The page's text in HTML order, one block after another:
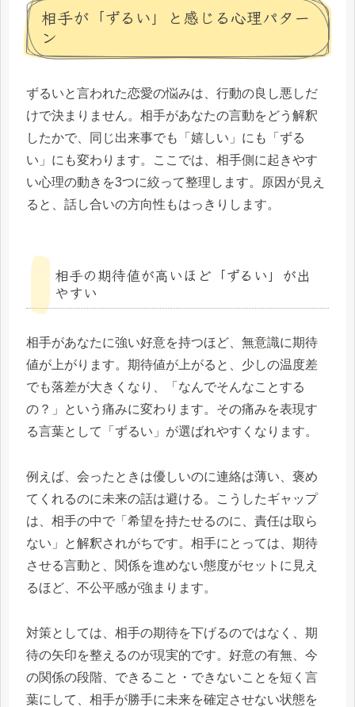
相手が「ずるい」と感じる心理パター
ン
ずるいと言われた恋愛の悩みは、行動の良し悪しだ
けで決まりません。相手があなたの言動をどう解釈
したかで、同じ出来事でも「嬉しい」にも「ずる
い」にも変わります。ここでは、相手側に起きやす
い心理の動きを3つに絞って整理します。原因が見え
ると、話し合いの方向性もはっきりします。
相手の期待値が高いほど「ずるい」が出
やすい
相手があなたに強い好意を持つほど、無意識に期待
値が上がります。期待値が上がると、少しの温度差
でも落差が大きくなり、「なんでそんなことする
の？」という痛みに変わります。その痛みを表現す
る言葉として「ずるい」が選ばれやすくなります。
例えば、会ったときは優しいのに連絡は薄い、褒め
てくれるのに未来の話は避ける。こうしたギャップ
は、相手の中で「希望を持たせるのに、責任は取ら
ない」と解釈されがちです。相手にとっては、期待
させる言動と、関係を進めない態度がセットに見え
るほど、不公平感が強まります。
対策としては、相手の期待を下げるのではなく、期
待の矢印を整えるのが現実的です。好意の有無、今
の関係の段階、できること・できないことを短く言
葉にして、相手が勝手に未来を確定させない状態を